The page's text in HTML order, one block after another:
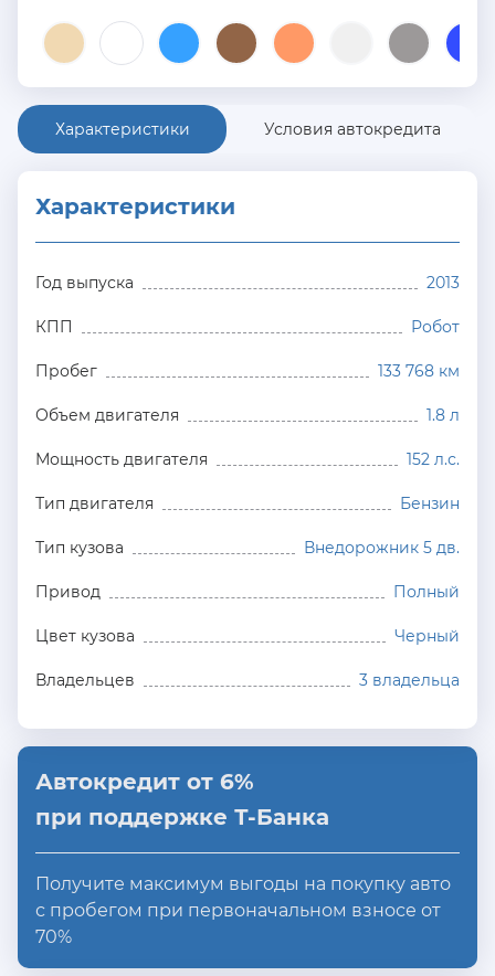
Характеристики Условия автокредита
Характеристики
Год выпуска 2013
КПП Робот
Пробег 133 768 км
Объем двигателя 1.8 л
Мощность двигателя 152 л.с.
Тип двигателя Бензин
Тип кузова Внедорожник 5 дв.
Привод Полный
Цвет кузова Черный
Владельцев 3 владельца
Автокредит от 6%
при поддержке Т-Банка
Получите максимум выгоды на покупку авто
с пробегом при первоначальном взносе от
70%